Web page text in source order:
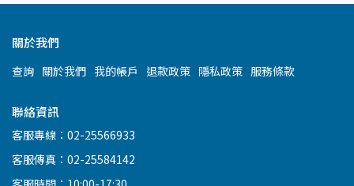
關於我們
查詢 關於我們 我的帳戶 退款政策 隱私政策 服務條款
聯絡資訊
客服專線：02-25566933
客服傳真：02-25584142